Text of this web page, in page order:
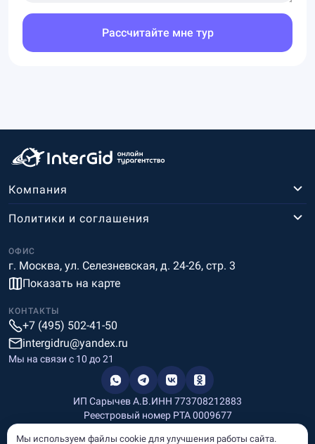
Рассчитайте мне тур
Компания
ОФИС
г. Москва, ул. Селезневская, д. 24-26, стр. 3
Показать на карте
Политики и соглашения
КОНТАКТЫ
+7 (495) 502-41-50
intergidru@yandex.ru
Мы на связи c 10 до 21
ИП Сарычев А.В.ИНН 773708212883
Реестровый номер РТА 0009677
Мы используем файлы cookie для улучшения работы сайта.